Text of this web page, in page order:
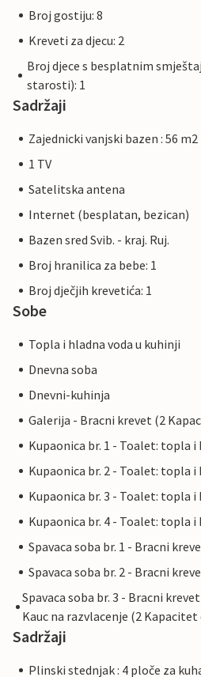
Broj gostiju: 8
Kreveti za djecu: 2
Broj djece s besplatnim
starosti): 1
Sadržaji
Zajednicki vanjski bazen : 56 m2
1 TV
Satelitska antena
Internet (besplatan, bezican)
Bazen sred Svib. - kraj. Ruj.
Broj hranilica za bebe: 1
Broj dječjih krevetića: 1
Sobe
Topla i hladna voda u kuhinji
Dnevna soba
Dnevni-kuhinja
Galerija - Bracni krevet (2
Kupaonica br. 1 - Toalet: topla i
Kupaonica br. 2 - Toalet: topla i
Kupaonica br. 3 - Toalet: topla i
Kupaonica br. 4 - Toalet: topla i
Spavaca soba br. 1 - Bracni
Spavaca soba br. 2 - Bracni
Spavaca soba br. 3 - Bracni
Kauc na razvlacenje (2
Sadržaji
Plinski stednjak : 4 ploče za